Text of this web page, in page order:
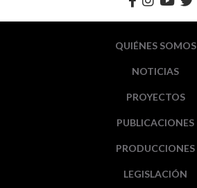
QUIÉNES SOMOS
NOTICIAS
PROYECTOS
PUBLICACIONES
PRODUCCIONES
LEGISLACIÓN